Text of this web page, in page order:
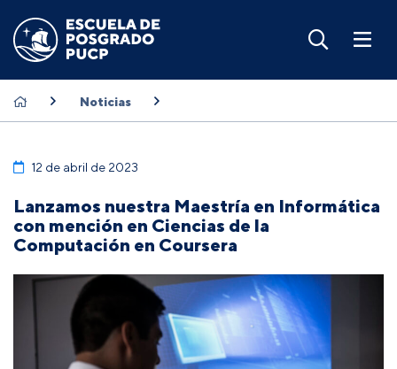
Noticias
12 de abril de 2023
Lanzamos nuestra Maestría en Informática
con mención en Ciencias de la
Computación en Coursera